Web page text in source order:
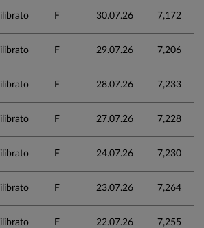
F 30.07.26 7,172
F 29.07.26 7,206
F 28.07.26 7,233
F 27.07.26 7,228
F 24.07.26 7,230
F 23.07.26 7,264
F 22.07.26 7,255